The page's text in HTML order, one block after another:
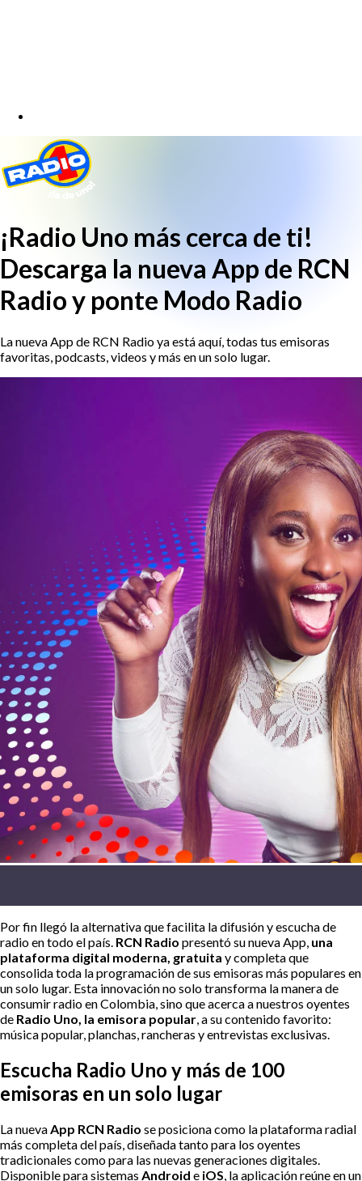
¡Radio Uno más cerca de ti!
Descarga la nueva App de RCN
Radio y ponte Modo Radio
La nueva App de RCN Radio ya está aquí, todas tus emisoras
favoritas, podcasts, videos y más en un solo lugar.
Por fin llegó la alternativa que facilita la difusión y escucha de
radio en todo el país. RCN Radio presentó su nueva App, una
plataforma digital moderna, gratuita y completa que
consolida toda la programación de sus emisoras más populares en
un solo lugar. Esta innovación no solo transforma la manera de
consumir radio en Colombia, sino que acerca a nuestros oyentes
de Radio Uno, la emisora popular, a su contenido favorito:
música popular, planchas, rancheras y entrevistas exclusivas.
Escucha Radio Uno y más de 100
emisoras en un solo lugar
La nueva App RCN Radio se posiciona como la plataforma radial
más completa del país, diseñada tanto para los oyentes
tradicionales como para las nuevas generaciones digitales.
Disponible para sistemas Android e iOS , la aplicación reúne en un